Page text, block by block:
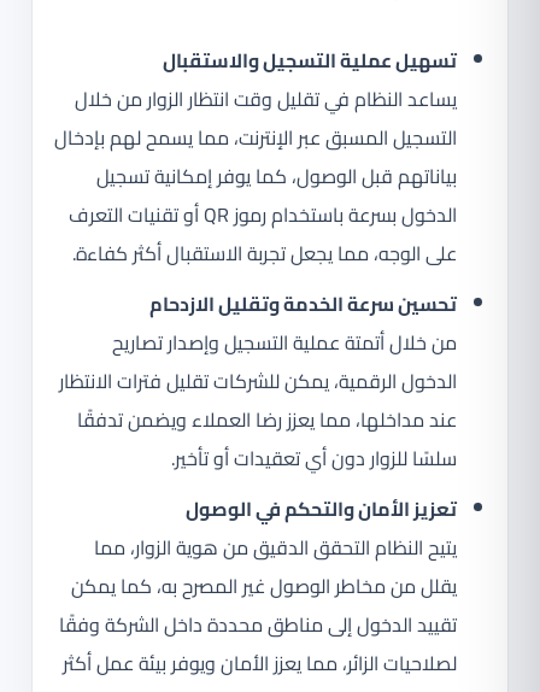
تسهيل عملية التسجيل والاستقبال
يساعد النظام في تقليل وقت انتظار الزوار من خلال
التسجيل المسبق عبر الإنترنت، مما يسمح لهم بإدخال
بياناتهم قبل الوصول، كما يوفر إمكانية تسجيل
الدخول بسرعة باستخدام رموز QR أو تقنيات التعرف
على الوجه، مما يجعل تجربة الاستقبال أكثر كفاءة.
تحسين سرعة الخدمة وتقليل الازدحام
من خلال أتمتة عملية التسجيل وإصدار تصاريح
الدخول الرقمية، يمكن للشركات تقليل فترات الانتظار
عند مداخلها، مما يعزز رضا العملاء ويضمن تدفقًا
سلسًا للزوار دون أي تعقيدات أو تأخير.
تعزيز الأمان والتحكم في الوصول
يتيح النظام التحقق الدقيق من هوية الزوار، مما
يقلل من مخاطر الوصول غير المصرح به، كما يمكن
تقييد الدخول إلى مناطق محددة داخل الشركة وفقًا
لصلاحيات الزائر، مما يعزز الأمان ويوفر بيئة عمل أكثر